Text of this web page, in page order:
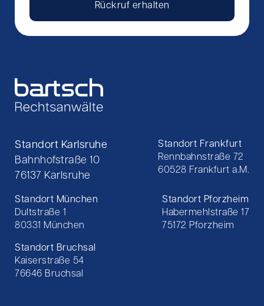
Rückruf erhalten
Standort Karlsruhe
Bahnhofstraße 10
76137 Karlsruhe
Standort Frankfurt
Rennbahnstraße 72
60528 Frankfurt a.M.
Standort München
Dultstraße 1
80331 München
Standort Pforzheim
Habermehlstraße 17
75172 Pforzheim
Standort Bruchsal
Kaiserstraße 54
76646 Bruchsal